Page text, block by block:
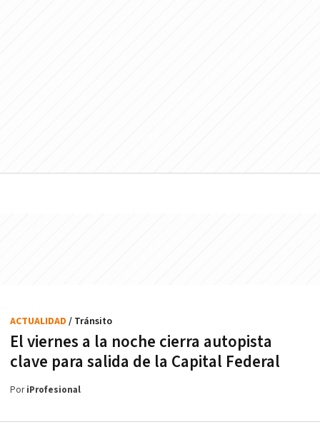
El viernes a la noche cierra autopista
clave para salida de la Capital Federal
ACTUALIDAD / Tránsito
PoriProfesional